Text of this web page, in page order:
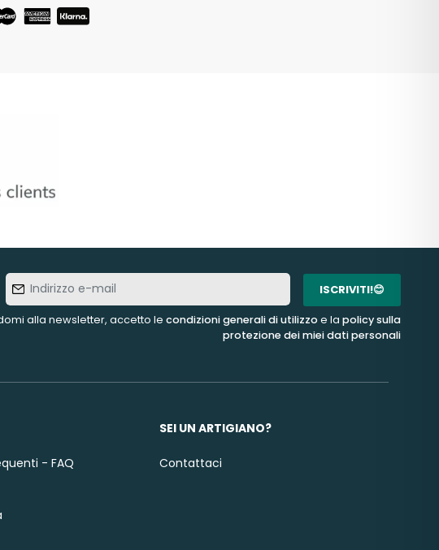
ISCRIVITI!😊
alla newsletter, accetto le condizioni generali di utilizzoe la policy sulla
protezione dei miei dati personali
- FAQ
SEI UN ARTIGIANO?
Contattaci